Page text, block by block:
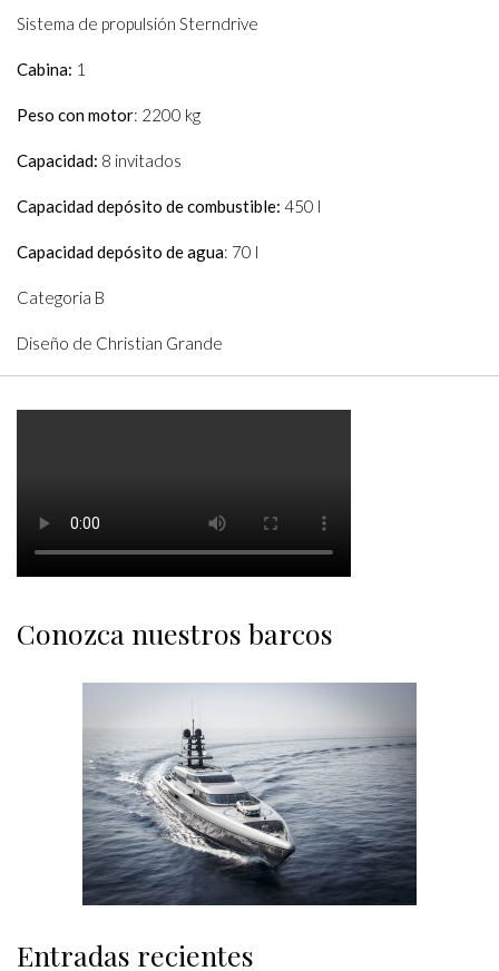
Sistema de propulsión Sterndrive
Cabina: 1
Peso con motor: 2200 kg
Capacidad: 8 invitados
Capacidad depósito de combustible: 450 l
Capacidad depósito de agua: 70 l
Categoria B
Diseño de Christian Grande
Conozca nuestros barcos
Entradas recientes